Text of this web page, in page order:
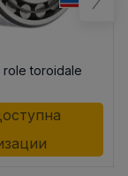
role toroidale